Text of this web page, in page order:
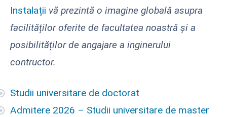
Instalații vă prezintă o imagine globală asupra
facilităților oferite de facultatea noastră și a
posibilităților de angajare a inginerului
contructor.
Studii universitare de doctorat
Admitere 2026 – Studii universitare de master